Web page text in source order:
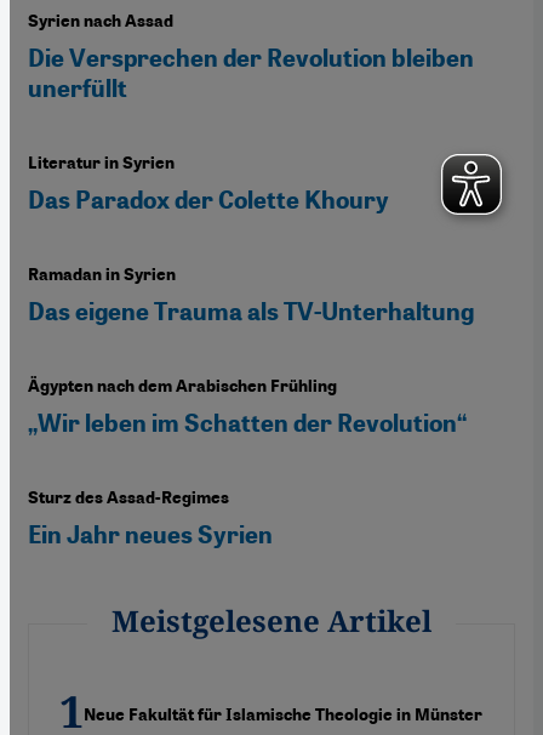
Syrien nach Assad
Die Versprechen der Revolution bleiben
unerfüllt
Literatur in Syrien
Das Paradox der Colette Khoury
Ramadan in Syrien
Das eigene Trauma als TV-Unterhaltung
Ägypten nach dem Arabischen Frühling
„Wir leben im Schatten der Revolution“
Sturz des Assad-Regimes
Ein Jahr neues Syrien
Meistgelesene Artikel
Neue Fakultät für Islamische Theologie in Münster